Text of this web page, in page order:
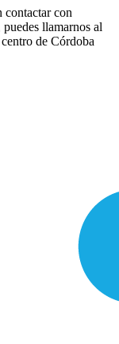
contactar con
llamarnos al
de Córdoba